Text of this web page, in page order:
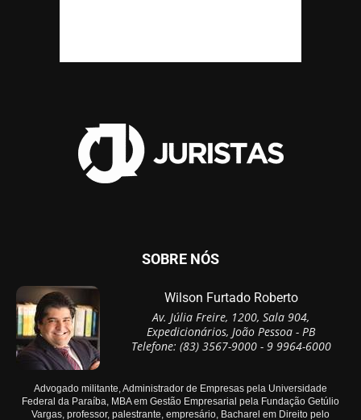
SOBRE NÓS
Wilson Furtado Roberto
Av. Júlia Freire, 1200, Sala 904,
Expedicionários, João Pessoa - PB
Telefone: (83) 3567-9000 - 9 9964-6000
Advogado militante, Administrador de Empresas pela Universidade
Federal da Paraíba, MBA em Gestão Empresarial pela Fundação Getúlio
Vargas, professor, palestrante, empresário, Bacharel em Direito pelo